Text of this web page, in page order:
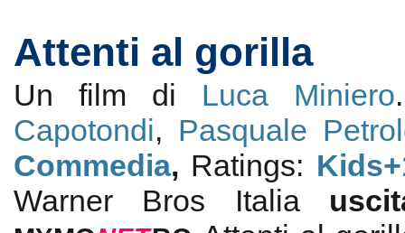
Attenti al gorilla
Un film di Luca Miniero
Capotondi, Pasquale
Commedia, Ratings:
Warner Bros Italia